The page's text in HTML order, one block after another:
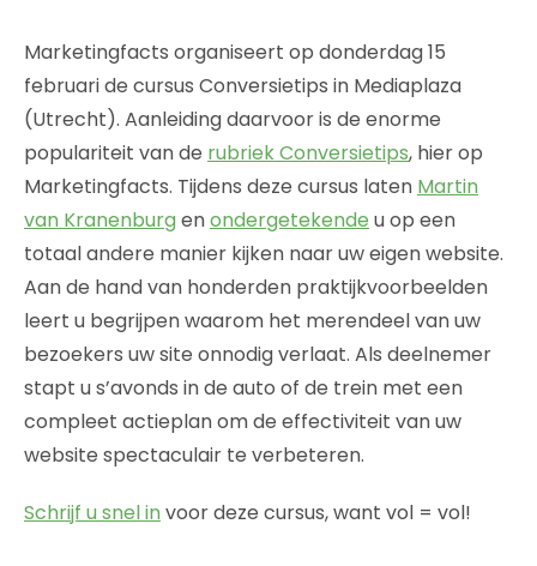
Marketingfacts organiseert op donderdag 15
februari de cursus Conversietips in Mediaplaza
(Utrecht). Aanleiding daarvoor is de enorme
populariteit van de rubriek Conversietips, hier op
Marketingfacts. Tijdens deze cursus laten Martin
van Kranenburg enondergetekende u op een
totaal andere manier kijken naar uw eigen website.
Aan de hand van honderden praktijkvoorbeelden
leert u begrijpen waarom het merendeel van uw
bezoekers uw site onnodig verlaat. Als deelnemer
stapt u s’avonds in de auto of de trein met een
compleet actieplan om de effectiviteit van uw
website spectaculair te verbeteren.
Schrijf u snel in voor deze cursus, want vol = vol!